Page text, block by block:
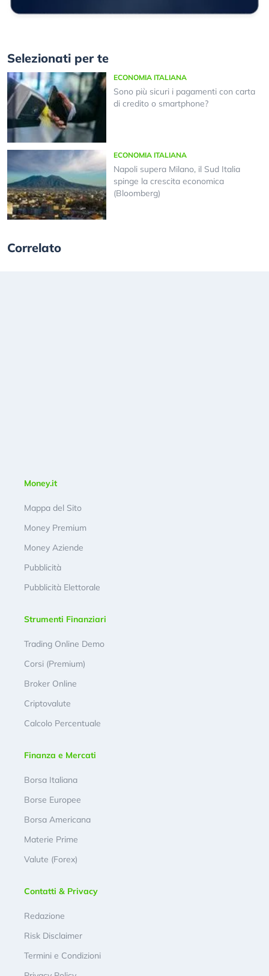
Selezionati per te
ECONOMIA ITALIANA
Sono più sicuri i pagamenti con carta
di credito o smartphone?
ECONOMIA ITALIANA
Napoli supera Milano, il Sud Italia
spinge la crescita economica
(Bloomberg)
Correlato
Money.it
Mappa del Sito
Money Premium
Money Aziende
Pubblicità
Pubblicità Elettorale
Strumenti Finanziari
Trading Online Demo
Corsi (Premium)
Broker Online
Criptovalute
Calcolo Percentuale
Finanza e Mercati
Borsa Italiana
Borse Europee
Borsa Americana
Materie Prime
Valute (Forex)
Contatti & Privacy
Redazione
Risk Disclaimer
Termini e Condizioni